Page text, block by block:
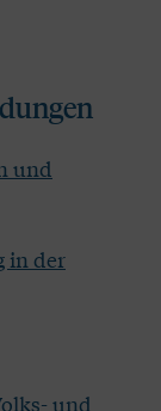
und
in der
und